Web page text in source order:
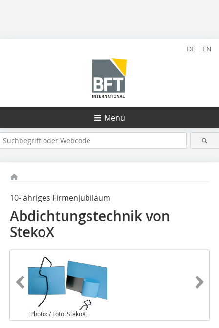
DE EN
Menü
10-jähriges Firmenjubiläum
Abdichtungstechnik von
StekoX
[Photo: / Foto: StekoX]